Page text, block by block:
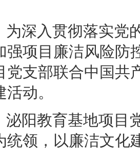
为深入贯彻落实党
强项目廉洁风险防
党支部联合中国共
活动。
泌阳教育基地项目
统领，以廉洁文化